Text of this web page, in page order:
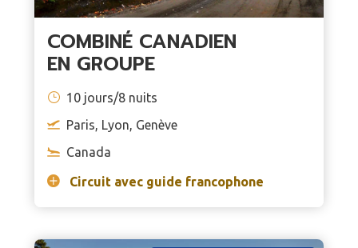
COMBINÉ CANADIEN
EN GROUPE
10 jours/8 nuits
Paris, Lyon, Genève
Canada
Circuit avec guide francophone